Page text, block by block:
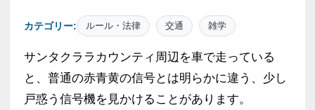
カテゴリー: ルール・法律 交通 雑学
サンタクララカウンティ周辺を車で走っている
と、普通の赤青黄の信号とは明らかに違う、少し
戸惑う信号機を見かけることがあります。